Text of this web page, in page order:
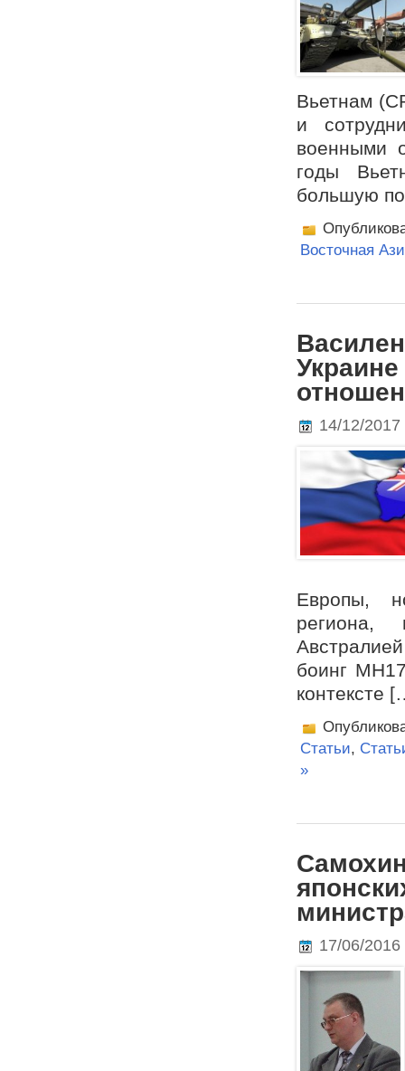
Вьетнам
и
военными
годы
большую
Восточная
14/12/2017
Европы,
региона,
боинг
контексте
Статьи,
»
17/06/2016